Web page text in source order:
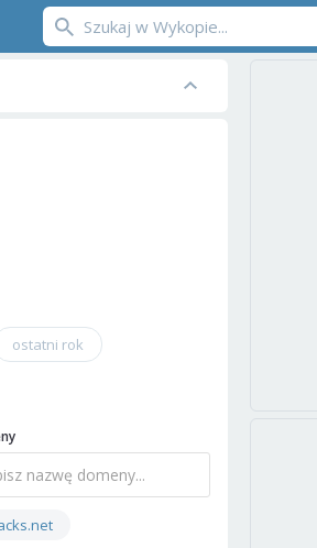
ostatni rok